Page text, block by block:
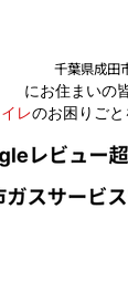
にお住まいの
千葉県成田
イレのお困りごと